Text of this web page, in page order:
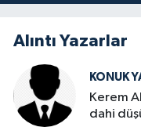
Alıntı Yazarlar
KONUK
Kerem
dahi